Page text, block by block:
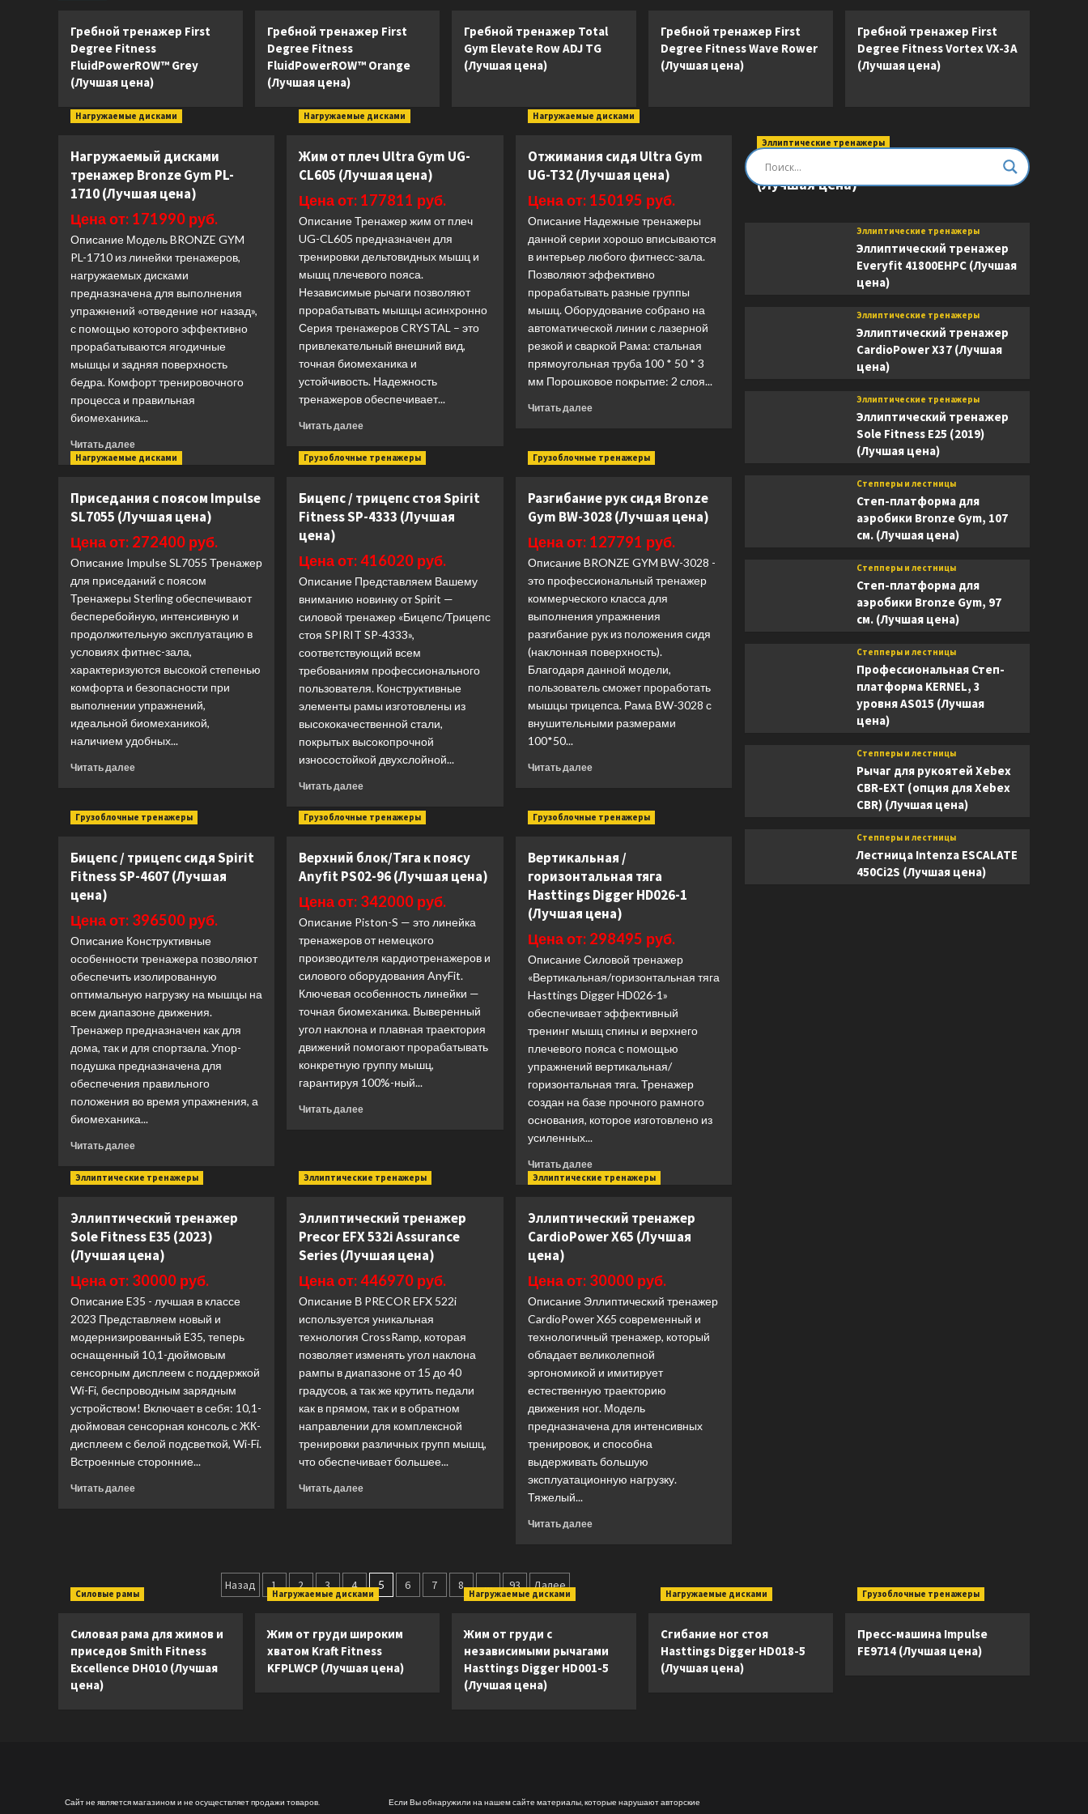
Гребной тренажер First
Degree Fitness
FluidPowerROW™ Grey
(Лучшая цена)
Гребной тренажер First
Degree Fitness
FluidPowerROW™ Orange
(Лучшая цена)
Гребной тренажер Total
Gym Elevate Row ADJ TG
(Лучшая цена)
Гребной тренажер First
Degree Fitness Wave Rower
(Лучшая цена)
Гребной тренажер First
Degree Fitness Vortex VX-3A
(Лучшая цена)
Нагружаемые дисками
Нагружаемый дисками
тренажер Bronze Gym PL-
1710 (Лучшая цена)
Цена от: 171990 руб.
Описание Модель BRONZE GYM
PL-1710 из линейки тренажеров,
нагружаемых дисками
предназначена для выполнения
упражнений «отведение ног назад»,
с помощью которого эффективно
прорабатываются ягодичные
мышцы и задняя поверхность
бедра. Комфорт тренировочного
процесса и правильная
биомеханика...
Читать далееПрочитать
больше
дисками
тренажер
Bronze
Gym
PL-
1710
(Лучшая
Нагружаемые дисками
Жим от плеч Ultra Gym UG-
CL605 (Лучшая цена)
Цена от: 177811 руб.
Описание Тренажер жим от плеч
UG-CL605 предназначен для
тренировки дельтовидных мышц и
мышц плечевого пояса.
Независимые рычаги позволяют
прорабатывать мышцы асинхронно
Серия тренажеров CRYSTAL – это
привлекательный внешний вид,
точная биомеханика и
устойчивость. Надежность
тренажеров обеспечивает...
Читать далееПрочитать
о
плеч
Ultra
CL605
(Лучшая
Нагружаемые дисками
Отжимания сидя Ultra Gym
UG-T32 (Лучшая цена)
Цена от: 150195 руб.
Описание Надежные тренажеры
данной серии хорошо вписываются
в интерьер любого фитнесс-зала.
Позволяют эффективно
прорабатывать разные группы
мышц. Оборудование собрано на
автоматической линии с лазерной
резкой и сваркой Рама: стальная
прямоугольная труба 100 * 50 * 3
мм Порошковое покрытие: 2 слоя...
Читать далееПрочитать
Отжимания
сидя
Gym
UG-
(Лучшая
цена)
Нагружаемые дисками
Приседания с поясом Impulse
SL7055 (Лучшая цена)
Цена от: 272400 руб.
Описание Impulse SL7055 Тренажер
для приседаний с поясом
Тренажеры Sterling обеспечивают
бесперебойную, интенсивную и
продолжительную эксплуатацию в
условиях фитнес-зала,
характеризуются высокой степенью
комфорта и безопасности при
выполнении упражнений,
идеальной биомеханикой,
наличием удобных...
Читать далееПрочитать
Приседания
с
Impulse
SL7055
Грузоблочные тренажеры
Бицепс / трицепс стоя Spirit
Fitness SP-4333 (Лучшая
цена)
Цена от: 416020 руб.
Описание Представляем Вашему
вниманию новинку от Spirit —
силовой тренажер «Бицепс/Трицепс
стоя SPIRIT SP-4333»,
соответствующий всем
требованиям профессионального
пользователя. Конструктивные
элементы рамы изготовлены из
высококачественной стали,
покрытых высокопрочной
износостойкой двухслойной...
Читать далееПрочитать
о
трицепс
стоя
Fitness
SP-
4333
Грузоблочные тренажеры
Разгибание рук сидя Bronze
Gym BW-3028 (Лучшая цена)
Цена от: 127791 руб.
Описание BRONZE GYM BW-3028 -
это профессиональный тренажер
коммерческого класса для
выполнения упражнения
разгибание рук из положения сидя
(наклонная поверхность).
Благодаря данной модели,
пользователь сможет проработать
мышцы трицепса. Рама BW-3028 с
внушительными размерами
100*50...
Читать далееПрочитать
Разгибание
рук
Bronze
Gym
BW-
3028
(Лучшая
цена)
Грузоблочные тренажеры
Бицепс / трицепс сидя Spirit
Fitness SP-4607 (Лучшая
цена)
Цена от: 396500 руб.
Описание Конструктивные
особенности тренажера позволяют
обеспечить изолированную
оптимальную нагрузку на мышцы на
всем диапазоне движения.
Тренажер предназначен как для
дома, так и для спортзала. Упор-
подушка предназначена для
обеспечения правильного
положения во время упражнения, а
биомеханика...
Читать далееПрочитать
о
трицепс
сидя
Spirit
Fitness
SP-
4607
Грузоблочные тренажеры
Верхний блок/Тяга к поясу
Anyfit PS02-96 (Лучшая цена)
Цена от: 342000 руб.
Описание Piston-S — это линейка
тренажеров от немецкого
производителя кардиотренажеров и
силового оборудования AnyFit.
Ключевая особенность линейки —
точная биомеханика. Выверенный
угол наклона и плавная траектория
движений помогают прорабатывать
конкретную группу мышц,
гарантируя 100%-ный...
Читать далееПрочитать
блок/
Тяга
поясу
Anyfit
PS02-
96
(Лучшая
Грузоблочные тренажеры
Вертикальная /
горизонтальная тяга
Hasttings Digger HD026-1
(Лучшая цена)
Цена от: 298495 руб.
Описание Силовой тренажер
«Вертикальная/горизонтальная тяга
Hasttings Digger HD026-1»
обеспечивает эффективный
тренинг мышц спины и верхнего
плечевого пояса с помощью
упражнений вертикальная/
горизонтальная тяга. Тренажер
создан на базе прочного рамного
основания, которое изготовлено из
усиленных...
Читать далееПрочитать
больше
/
горизонтальная
Digger
HD026-
1
(Лучшая
цена)
Эллиптические тренажеры
Эллиптический тренажер
Sole Fitness E35 (2023)
(Лучшая цена)
Цена от: 30000 руб.
Описание E35 - лучшая в классе
2023 Представляем новый и
модернизированный E35, теперь
оснащенный 10,1-дюймовым
сенсорным дисплеем с поддержкой
Wi-Fi, беспроводным зарядным
устройством! Включает в себя: 10,1-
дюймовая сенсорная консоль с ЖК-
дисплеем с белой подсветкой, Wi-Fi.
Встроенные сторонние...
Читать далееПрочитать
E35
цена)
Эллиптические тренажеры
Эллиптический тренажер
Precor EFX 532i Assurance
Series (Лучшая цена)
Цена от: 446970 руб.
Описание В PRECOR EFX 522i
используется уникальная
технология CrossRamp, которая
позволяет изменять угол наклона
рампы в диапазоне от 15 до 40
градусов, а так же крутить педали
как в прямом, так и в обратном
направлении для комплексной
тренировки различных групп мышц,
что обеспечивает большее...
Читать далееПрочитать
EFX
532i
(Лучшая
цена)
Эллиптические тренажеры
Эллиптический тренажер
CardioPower X65 (Лучшая
цена)
Цена от: 30000 руб.
Описание Эллиптический тренажер
CardioPower X65 современный и
технологичный тренажер, который
обладает великолепной
эргономикой и имитирует
естественную траекторию
движения ног. Модель
предназначена для интенсивных
тренировок, и способна
выдерживать большую
эксплуатационную нагрузку.
Тяжелый...
Читать далееПрочитать
Пагинация
записей
Назад 1 2 3 4 5 6 7 8 … 93 Далее
Эллиптические тренажеры
Эллиптический тренажер DFC E8745T
(Лучшая цена)
Эллиптические тренажеры
Эллиптический тренажер
Everyfit 41800EHPC (Лучшая
цена)
Эллиптические тренажеры
Эллиптический тренажер
CardioPower X37 (Лучшая
цена)
Эллиптические тренажеры
Эллиптический тренажер
Sole Fitness E25 (2019)
(Лучшая цена)
Степперы и лестницы
Степ-платформа для
аэробики Bronze Gym, 107
см. (Лучшая цена)
Степперы и лестницы
Степ-платформа для
аэробики Bronze Gym, 97
см. (Лучшая цена)
Степперы и лестницы
Профессиональная Степ-
платформа KERNEL, 3
уровня AS015 (Лучшая
цена)
Степперы и лестницы
Рычаг для рукоятей Xebex
CBR-EXT (опция для Xebex
CBR) (Лучшая цена)
Степперы и лестницы
Лестница Intenza ESCALATE
450Ci2S (Лучшая цена)
Силовые рамы
Силовая рама для жимов и
приседов Smith Fitness
Excellence DH010 (Лучшая
цена)
Нагружаемые дисками
Жим от груди широким
хватом Kraft Fitness
KFPLWCP (Лучшая цена)
Нагружаемые дисками
Жим от груди с
независимыми рычагами
Hasttings Digger HD001-5
(Лучшая цена)
Нагружаемые дисками
Сгибание ног стоя
Hasttings Digger HD018-5
(Лучшая цена)
Грузоблочные тренажеры
Пресс-машина Impulse
FE9714 (Лучшая цена)
Сайт не является магазином и не осуществляет продажи товаров. Если Вы обнаружили на нашем сайте материалы, которые нарушают авторские